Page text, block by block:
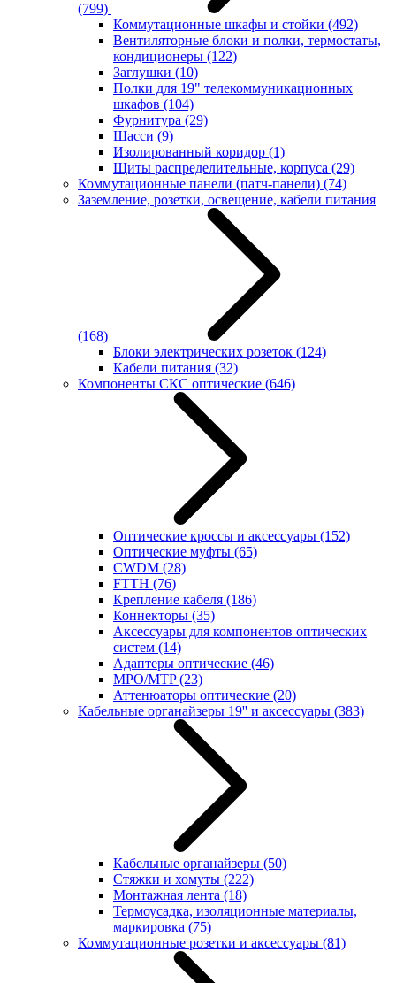
(799)
Коммутационные шкафы и стойки (492)
Вентиляторные блоки и полки, термостаты,
кондиционеры (122)
Заглушки (10)
Полки для 19" телекоммуникационных
шкафов (104)
Фурнитура (29)
Шасси (9)
Изолированный коридор (1)
Щиты распределительные, корпуса (29)
Коммутационные панели (патч-панели) (74)
Заземление, розетки, освещение, кабели питания
(168)
Блоки электрических розеток (124)
Кабели питания (32)
Компоненты СКС оптические (646)
Оптические кроссы и аксессуары (152)
Оптические муфты (65)
CWDM (28)
FTTH (76)
Крепление кабеля (186)
Коннекторы (35)
Аксессуары для компонентов оптических
систем (14)
Адаптеры оптические (46)
MPO/MTP(23)
Аттенюаторы оптические (20)
Кабельные органайзеры 19'' и аксессуары (383)
Кабельные органайзеры (50)
Стяжки и хомуты (222)
Монтажная лента (18)
Термоусадка, изоляционные материалы,
маркировка (75)
Коммутационные розетки и аксессуары (81)